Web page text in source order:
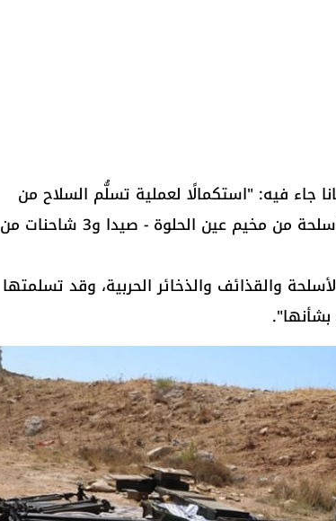
جاء فيه: "استكمالًا لعملية تسلُّم السلاح من
المخيمات الفلسطينية، تسلَّمَ الجيش حمولة 5 شاحنات أسلحة من مخيم عين الحلوة - صيدا و3 شاحنات من
والقذائف والذخائر الحربية، وقد تسلمتها